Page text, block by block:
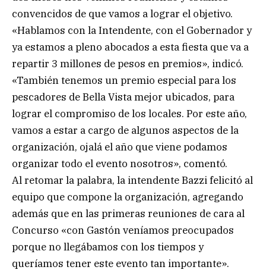
convencidos de que vamos a lograr el objetivo.
«Hablamos con la Intendente, con el Gobernador y
ya estamos a pleno abocados a esta fiesta que va a
repartir 3 millones de pesos en premios», indicó.
«También tenemos un premio especial para los
pescadores de Bella Vista mejor ubicados, para
lograr el compromiso de los locales. Por este año,
vamos a estar a cargo de algunos aspectos de la
organización, ojalá el año que viene podamos
organizar todo el evento nosotros», comentó.
Al retomar la palabra, la intendente Bazzi felicitó al
equipo que compone la organización, agregando
además que en las primeras reuniones de cara al
Concurso «con Gastón veníamos preocupados
porque no llegábamos con los tiempos y
queríamos tener este evento tan importante».